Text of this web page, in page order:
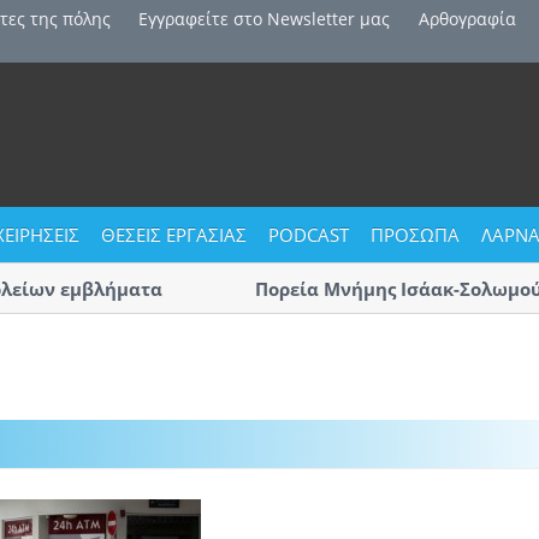
της πόλης Εγγραφείτε στο Newsletter μας Αρθογραφία
ΘΕΣΕΙΣ ΕΡΓΑΣΙΑΣ PODCAST ΠΡΟΣΩΠΑ
εμβλήματα
Πορεία Μνήμης Ισάακ-
Αύριο η μεγάλη πορεία «με